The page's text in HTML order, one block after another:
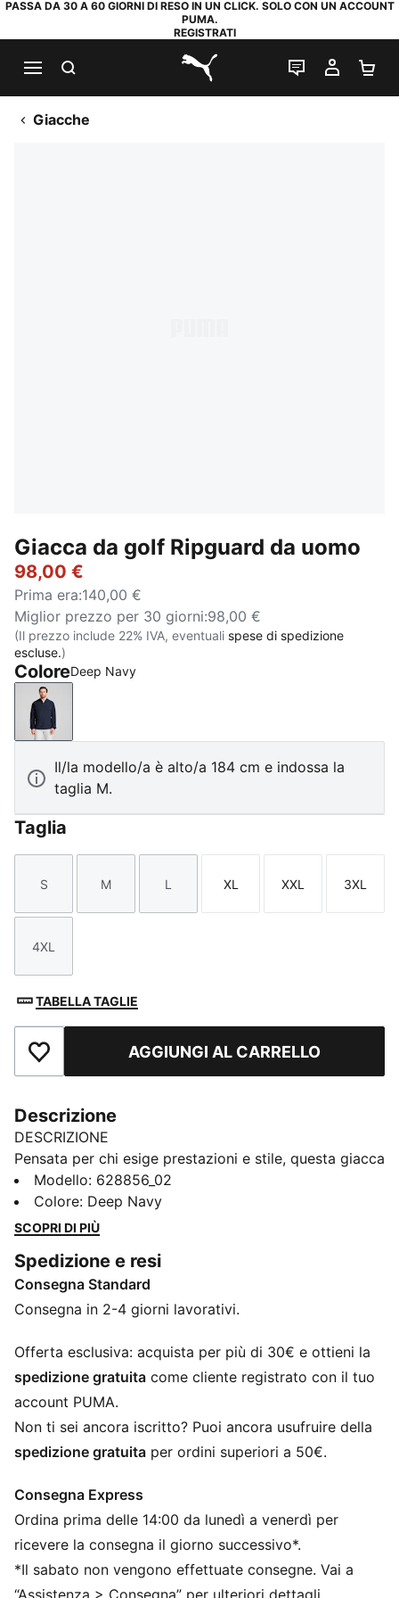
PASSA DA 30 A 60 GIORNI DI RESO IN UN CLICK. SOLO CON UN ACCOUNT
PUMA.
REGISTRATI
PUMA.com
CHAT IL MIO
Giacche
Giacca da golf Ripguard da uomo
98,00 €
Prima era:140,00 €
Miglior prezzo per 30 giorni:98,00 €
(Il prezzo include 22% IVA, eventuali spese di spedizione
escluse.)
ColoreDeep Navy
Deep Navy
Il/la modello/a è alto/a 184 cm e indossa la
taglia M.
Taglia
Taglia
S
Taglia
M
Taglia
L
Taglia
XL
Taglia
XXL
Taglia
3XL
Taglia
4XL
TABELLA TAGLIE
Aggiungi ai PreferitiAGGIUNGI AL CARRELLO
Descrizione
DESCRIZIONE
Pensata per chi esige prestazioni e stile, questa giacca
a vento è dotata di cappuccio foderato in rete e
tasche laterali per le mani. L'elasticità a 4 vie e il
tessuto ripstop resistente alle intemperie consentono
traspirante consente di rimanere comodi tutto il
giorno.
CARATTERISTICHE + VANTAGGI
Con almeno il 90% di materiale riciclato
DETTAGLI
Vestibilità regolare
Lunghezza giacca standard
Cappuccio
Loghi PUMA
Modello: 628856_02
Colore: Deep Navy
SCOPRI DI PIÙ
Spedizione e resi
Consegna Standard
Consegna in 2-4 giorni lavorativi.
Offerta esclusiva: acquista per più di 30€ e ottieni la
spedizione gratuita come cliente registrato con il tuo
account PUMA.
Non ti sei ancora iscritto? Puoi ancora usufruire della
spedizione gratuita per ordini superiori a 50€.
Consegna Express
Ordina prima delle 14:00 da lunedì a venerdì per
ricevere la consegna il giorno successivo*.
*Il sabato non vengono effettuate consegne. Vai a
“Assistenza > Consegna” per ulteriori dettagli.